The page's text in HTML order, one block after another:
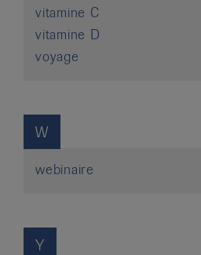
vitamine C
vitamine D
voyage
W
webinaire
Y